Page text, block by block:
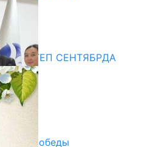
МЕКТЕП СЕНТЯБРДА
сөзү
Дня Победы